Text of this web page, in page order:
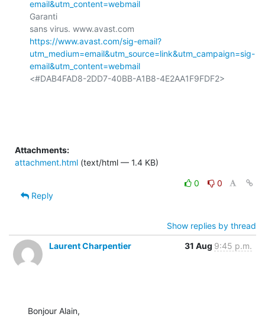
email&utm_content=webmail
Garanti
https://www.avast.com/sig-email?
utm_medium=email&utm_source=link&utm_campaign=sig-
email&utm_content=webmail
<#DAB4FAD8-2DD7-40BB-A1B8-4E2AA1F9FDF2>
Attachments:
attachment.html (text/html — 1.4 KB)
0
0
Reply
Show replies by thread
Laurent Charpentier
31 Aug 9:45 p.m.